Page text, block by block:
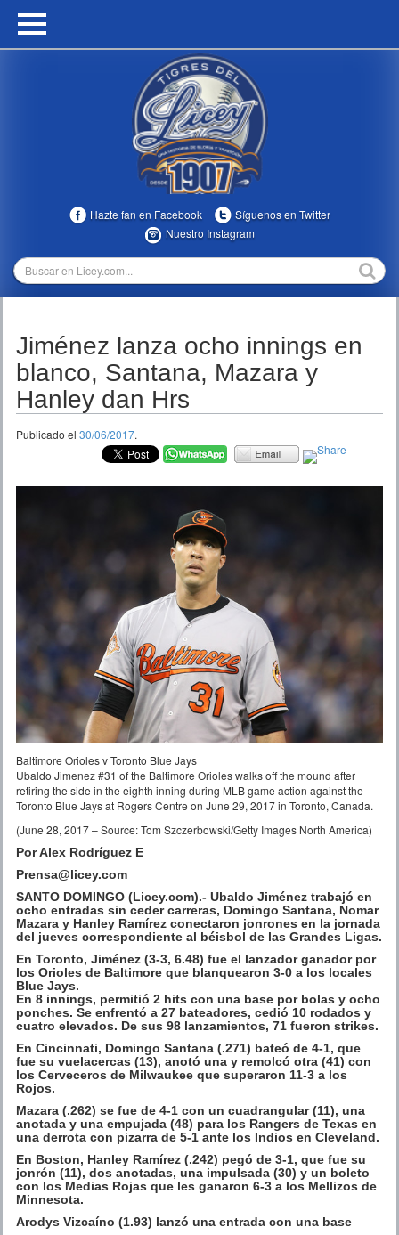
HOME
MULTIMEDIA
TEMPORADAS
Hazte fan en Facebook
Síguenos en Twitter
Nuestro Instagram
Jiménez lanza ocho innings en
blanco, Santana, Mazara y
Hanley dan Hrs
Publicado el 30/06/2017.
Baltimore Orioles v Toronto Blue Jays
Ubaldo Jimenez #31 of the Baltimore Orioles walks off the mound after
retiring the side in the eighth inning during MLB game action against the
Toronto Blue Jays at Rogers Centre on June 29, 2017 in Toronto, Canada.
(June 28, 2017 – Source: Tom Szczerbowski/Getty Images North America)
Por Alex Rodríguez E
Prensa@licey.com
SANTO DOMINGO (Licey.com).- Ubaldo Jiménez trabajó en
ocho entradas sin ceder carreras, Domingo Santana, Nomar
Mazara y Hanley Ramírez conectaron jonrones en la jornada
del jueves correspondiente al béisbol de las Grandes Ligas.
En Toronto, Jiménez (3-3, 6.48) fue el lanzador ganador por
los Orioles de Baltimore que blanquearon 3-0 a los locales
Blue Jays.
En 8 innings, permitió 2 hits con una base por bolas y ocho
ponches. Se enfrentó a 27 bateadores, cedió 10 rodados y
cuatro elevados. De sus 98 lanzamientos, 71 fueron strikes.
En Cincinnati, Domingo Santana (.271) bateó de 4-1, que
fue su vuelacercas (13), anotó una y remolcó otra (41) con
los Cerveceros de Milwaukee que superaron 11-3 a los
Rojos.
Mazara (.262) se fue de 4-1 con un cuadrangular (11), una
anotada y una empujada (48) para los Rangers de Texas en
una derrota con pizarra de 5-1 ante los Indios en Cleveland.
En Boston, Hanley Ramírez (.242) pegó de 3-1, que fue su
jonrón (11), dos anotadas, una impulsada (30) y un boleto
con los Medias Rojas que les ganaron 6-3 a los Mellizos de
Minnesota.
Arodys Vizcaíno (1.93) lanzó una entrada con una base